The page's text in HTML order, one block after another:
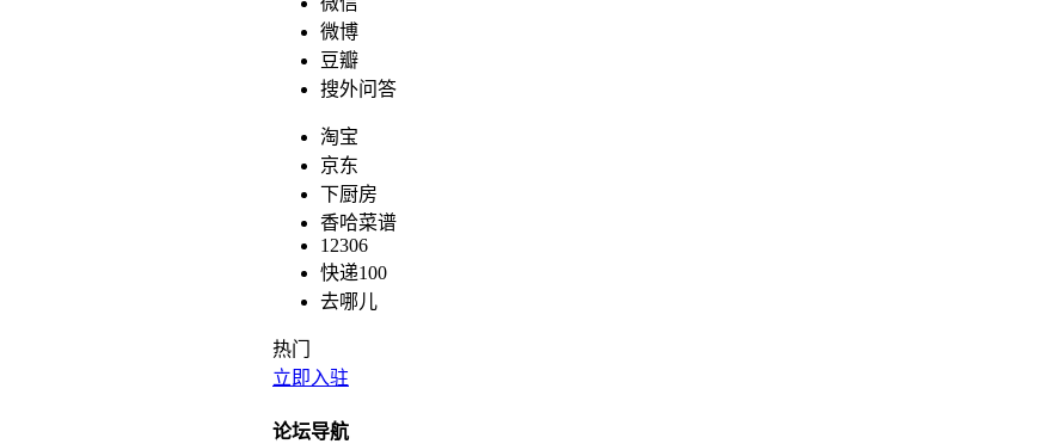
微博
豆瓣
搜外问答
淘宝
京东
下厨房
香哈菜谱
12306
快递100
去哪儿
热门
立即入驻
论坛导航